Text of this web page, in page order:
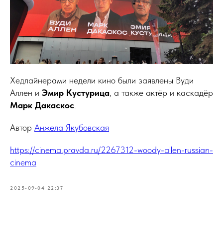
Хедлайнерами недели кино были заявлены Вуди
Аллен и Эмир Кустурица, а также актёр и каскадёр
Марк Дакаскос
Автор Анжела Якубовская
https://cinema.pravda.ru/2267312-woody-allen-russian-
cinema
2025-09-04 22:37